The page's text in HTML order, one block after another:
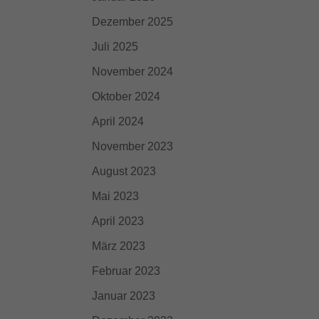
Dezember 2025
Juli 2025
November 2024
Oktober 2024
April 2024
November 2023
August 2023
Mai 2023
April 2023
März 2023
Februar 2023
Januar 2023